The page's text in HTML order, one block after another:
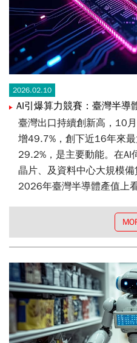
2026.02.10
AI引爆算力競賽：臺灣半導
臺灣出口持續創新高，10
增49.7%，創下近16年來
29.2%，是主要動能。在AI
晶片、及資料中心大規模
2026年臺灣半導體產值上